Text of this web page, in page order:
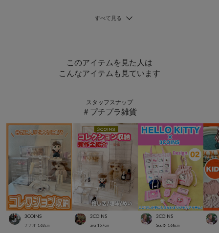
このアイテムを見た人は
こんなアイテムも見ています
スタッフスナップ
＃プチプラ雑貨
3COINS
ナナオ 163cm
3COINS
aya 157cm
3COINS
Suu☺︎ 168cm